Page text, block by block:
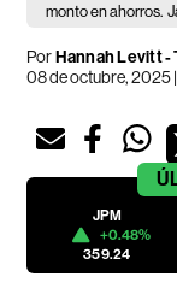
monto en ahorros.
PorHannah Levitt -
08 de octubre, 2025
JPM
+0.48%
359.24